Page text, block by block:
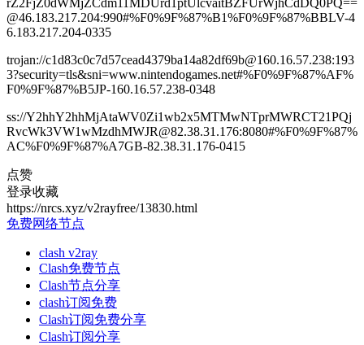
rZ2FjZ0dWMjZCdm11MDUrd1ptUlcvaitBZFUrWjhCdDQ0PQ==
@46.183.217.204:990#%F0%9F%87%B1%F0%9F%87%BBLV-4
6.183.217.204-0335
trojan://c1d83c0c7d57cead4379ba14a82df69b@160.16.57.238:193
3?security=tls&sni=www.nintendogames.net#%F0%9F%87%AF%
F0%9F%87%B5JP-160.16.57.238-0348
ss://Y2hhY2hhMjAtaWV0Zi1wb2x5MTMwNTprMWRCT21PQj
RvcWk3VW1wMzdhMWJR@82.38.31.176:8080#%F0%9F%87%
AC%F0%9F%87%A7GB-82.38.31.176-0415
点赞
登录收藏
https://nrcs.xyz/v2rayfree/13830.html
免费网络节点
clash v2ray
Clash免费节点
Clash节点分享
clash订阅免费
Clash订阅免费分享
Clash订阅分享